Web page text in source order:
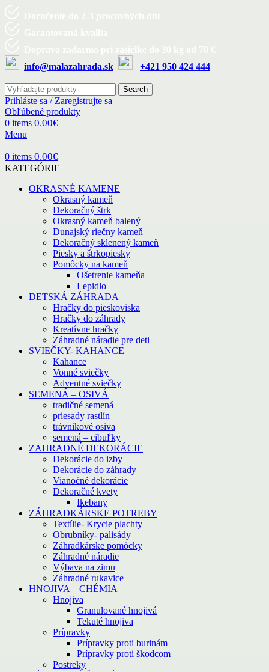
info@malazahrada.sk
+421 950 424 444
Search
Prihláste sa / Zaregistrujte sa
Obľúbené produkty
0 items 0.00€
Menu
0 items 0.00€
KATEGÓRIE
OKRASNÉ KAMENE
Okrasný kameň
Dekoračný štrk
Okrasný kameň balený
Dunajský riečny kameň
Dekoračný sklenený kameň
Piesky a štrkopiesky
Pomôcky na kameň
Ošetrenie kameňa
Lepidlo
DETSKÁ ZÁHRADA
Hračky do pieskoviska
Hračky do záhrady
Kreatívne hračky
Záhradné náradie pre deti
SVIEČKY- KAHANCE
Kahance
Vonné sviečky
Adventné sviečky
SEMENÁ – OSIVÁ
tradičné semená
priesady rastlín
trávnikové osiva
semená – cibuľky
ZAHRADNÉ DEKORÁCIE
Dekorácie do izby
Dekorácie do záhrady
Vianočné dekorácie
Dekoračné kvety
Ikebany
ZÁHRADKÁRSKE POTREBY
Textílie- Krycie plachty
Obrubníky- palisády
Záhradkárske pomôcky
Záhradné náradie
Výbava na zimu
Záhradné rukavice
HNOJIVA – CHÉMIA
Hnojiva
Granulované hnojivá
Tekuté hnojiva
Prípravky
Prípravky proti burinám
Prípravky proti škodcom
Postreky